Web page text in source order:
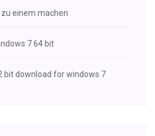
einem machen
7 64 bit
bit download for windows 7